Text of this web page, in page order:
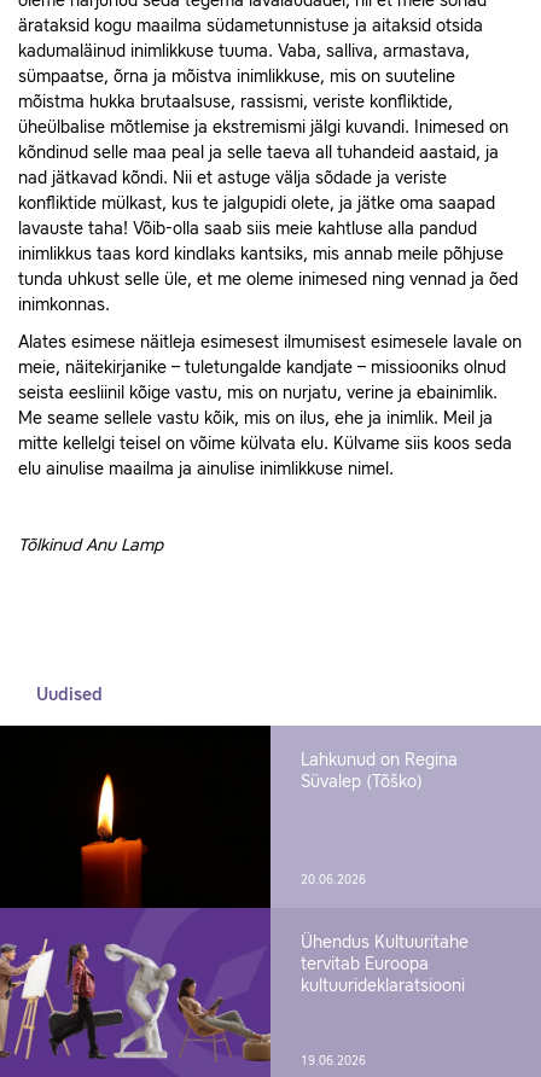
ärataksid kogu maailma südametunnistuse ja aitaksid otsida
kadumaläinud inimlikkuse tuuma. Vaba, salliva, armastava,
sümpaatse, õrna ja mõistva inimlikkuse, mis on suuteline
mõistma hukka brutaalsuse, rassismi, veriste konfliktide,
üheülbalise mõtlemise ja ekstremismi jälgi kuvandi. Inimesed on
kõndinud selle maa peal ja selle taeva all tuhandeid aastaid, ja
nad jätkavad kõndi. Nii et astuge välja sõdade ja veriste
konfliktide mülkast, kus te jalgupidi olete, ja jätke oma saapad
lavauste taha! Võib-olla saab siis meie kahtluse alla pandud
inimlikkus taas kord kindlaks kantsiks, mis annab meile põhjuse
tunda uhkust selle üle, et me oleme inimesed ning vennad ja õed
inimkonnas.
Alates esimese näitleja esimesest ilmumisest esimesele lavale on
meie, näitekirjanike – tuletungalde kandjate – missiooniks olnud
seista eesliinil kõige vastu, mis on nurjatu, verine ja ebainimlik.
Me seame sellele vastu kõik, mis on ilus, ehe ja inimlik. Meil ja
mitte kellelgi teisel on võime külvata elu. Külvame siis koos seda
elu ainulise maailma ja ainulise inimlikkuse nimel.
Tõlkinud Anu Lamp
Uudised
Lahkunud on Regina
Süvalep (Tõško)
20.06.2026
Ühendus Kultuuritahe
tervitab Euroopa
kultuurideklaratsiooni
19.06.2026